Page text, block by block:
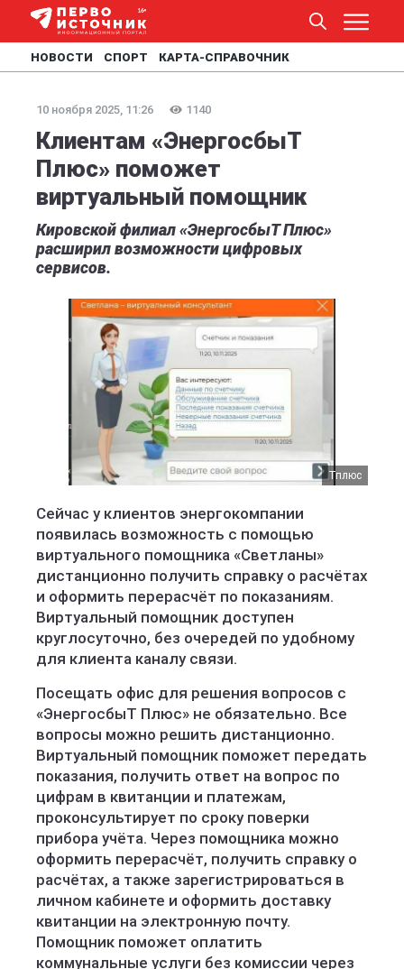
НОВОСТИ СПОРТ КАРТА-СПРАВОЧНИК
10 ноября 2025, 11:26 1140
Клиентам «ЭнергосбыТ
Плюс» поможет
виртуальный помощник
Кировской филиал «ЭнергосбыТ Плюс»
расширил возможности цифровых
сервисов.
Тплюс
Сейчас у клиентов энергокомпании
появилась возможность с помощью
виртуального помощника «Светланы»
дистанционно получить справку о расчётах
и оформить перерасчёт по показаниям.
Виртуальный помощник доступен
круглосуточно, без очередей по удобному
для клиента каналу связи.
Посещать офис для решения вопросов с
«ЭнергосбыТ Плюс» не обязательно. Все
вопросы можно решить дистанционно.
Виртуальный помощник поможет передать
показания, получить ответ на вопрос по
цифрам в квитанции и платежам,
проконсультирует по сроку поверки
прибора учёта. Через помощника можно
оформить перерасчёт, получить справку о
расчётах, а также зарегистрироваться в
личном кабинете и оформить доставку
квитанции на электронную почту.
Помощник поможет оплатить
коммунальные услуги без комиссии через